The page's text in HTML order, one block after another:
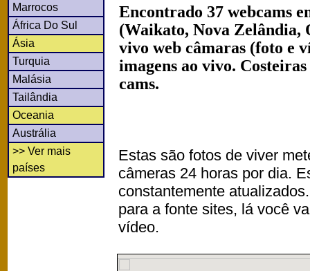
Marrocos
África Do Sul
Ásia
Turquia
Malásia
Tailândia
Oceania
Austrália
>> Ver mais
países
Encontrado 37 webcams
(Waikato, Nova Zelândia,
vivo web câmaras (foto e
imagens ao vivo.
cams.
Estas são fotos de viver
câmeras 24 horas por dia.
constantemente
para a fonte sites, lá você
vídeo.